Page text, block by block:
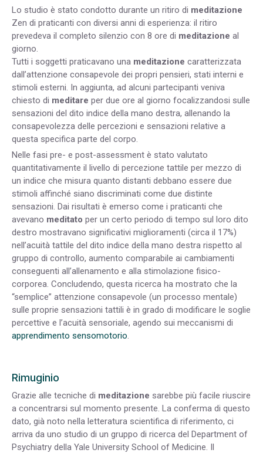
Lo studio è stato condotto durante un ritiro di meditazione
Zen di praticanti con diversi anni di esperienza: il ritiro
prevedeva il completo silenzio con 8 ore di meditazione al
giorno.
Tutti i soggetti praticavano una meditazione caratterizzata
dall’attenzione consapevole dei propri pensieri, stati interni e
stimoli esterni. In aggiunta, ad alcuni partecipanti veniva
chiesto di meditare per due ore al giorno focalizzandosi sulle
sensazioni del dito indice della mano destra, allenando la
consapevolezza delle percezioni e sensazioni relative a
questa specifica parte del corpo.
Nelle fasi pre- e post-assessment è stato valutato
quantitativamente il livello di percezione tattile per mezzo di
un indice che misura quanto distanti debbano essere due
stimoli affinché siano discriminati come due distinte
sensazioni. Dai risultati è emerso come i praticanti che
avevano meditato per un certo periodo di tempo sul loro dito
destro mostravano significativi miglioramenti (circa il 17%)
nell’acuità tattile del dito indice della mano destra rispetto al
gruppo di controllo, aumento comparabile ai cambiamenti
conseguenti all’allenamento e alla stimolazione fisico-
corporea. Concludendo, questa ricerca ha mostrato che la
“semplice” attenzione consapevole (un processo mentale)
sulle proprie sensazioni tattili è in grado di modificare le soglie
percettive e l’acuità sensoriale, agendo sui meccanismi di
apprendimento sensomotorio.
Rimuginio
Grazie alle tecniche di meditazione sarebbe più facile riuscire
a concentrarsi sul momento presente. La conferma di questo
dato, già noto nella letteratura scientifica di riferimento, ci
arriva da uno studio di un gruppo di ricerca del Department of
Psychiatry della Yale University School of Medicine. Il